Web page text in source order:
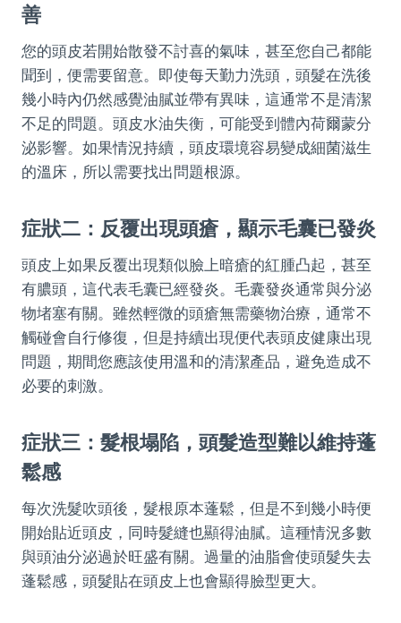
善
您的頭皮若開始散發不討喜的氣味，甚至您自己都能
聞到，便需要留意。即使每天勤力洗頭，頭髮在洗後
幾小時內仍然感覺油膩並帶有異味，這通常不是清潔
不足的問題。頭皮水油失衡，可能受到體內荷爾蒙分
泌影響。如果情況持續，頭皮環境容易變成細菌滋生
的溫床，所以需要找出問題根源。
症狀二：反覆出現頭瘡，顯示毛囊已發炎
頭皮上如果反覆出現類似臉上暗瘡的紅腫凸起，甚至
有膿頭，這代表毛囊已經發炎。毛囊發炎通常與分泌
物堵塞有關。雖然輕微的頭瘡無需藥物治療，通常不
觸碰會自行修復，但是持續出現便代表頭皮健康出現
問題，期間您應該使用溫和的清潔產品，避免造成不
必要的刺激。
症狀三：髮根塌陷，頭髮造型難以維持蓬
鬆感
每次洗髮吹頭後，髮根原本蓬鬆，但是不到幾小時便
開始貼近頭皮，同時髮縫也顯得油膩。這種情況多數
與頭油分泌過於旺盛有關。過量的油脂會使頭髮失去
蓬鬆感，頭髮貼在頭皮上也會顯得臉型更大。